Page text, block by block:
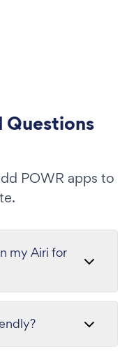
Questions
POWR apps to
my Airi for